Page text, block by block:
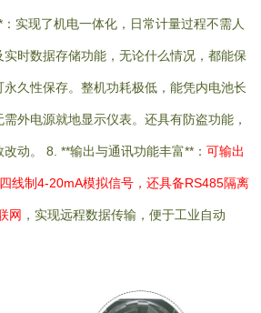
实现了机电一体化，日常计量过程不需人
时数据存储功能，无论什么情况，都能保
久性保存。整机功耗极低，能凭内电池长
外电源就地显示仪表。还具有防盗功能，
动。 8. **输出与通讯功能丰富**： 可输出
线制4-20mA模拟信号，还具备RS485隔离
网 ，实现远程数据传输，便于工业自动